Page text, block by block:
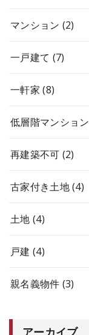
マンション (2)
一戸建て (7)
一軒家(8)
低層階マンション
再建築不可 (2)
古家付き土地(4)
土地 (4)
戸建 (4)
親名義物件 (3)
アーカイブ